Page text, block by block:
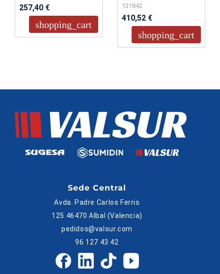
257,40 €
shopping_cart
121842
410,52 €
shopping_cart
Sede Central
Avda. Padre Carlos Ferris
125 46470 Albal (Valencia)
pedidos@valsur.com
96 127 43 42